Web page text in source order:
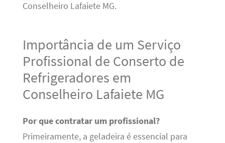
Conselheiro Lafaiete MG.
Importância de um Serviço
Profissional de Conserto de
Refrigeradores em
Conselheiro Lafaiete MG
Por que contratar um profissional?
Primeiramente, a geladeira é essencial para